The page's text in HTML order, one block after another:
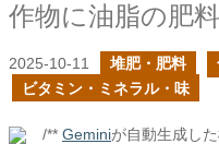
2025-10-11 堆肥・肥料
ビタミン・ミネラル・味
/** Geminiが自動生成し